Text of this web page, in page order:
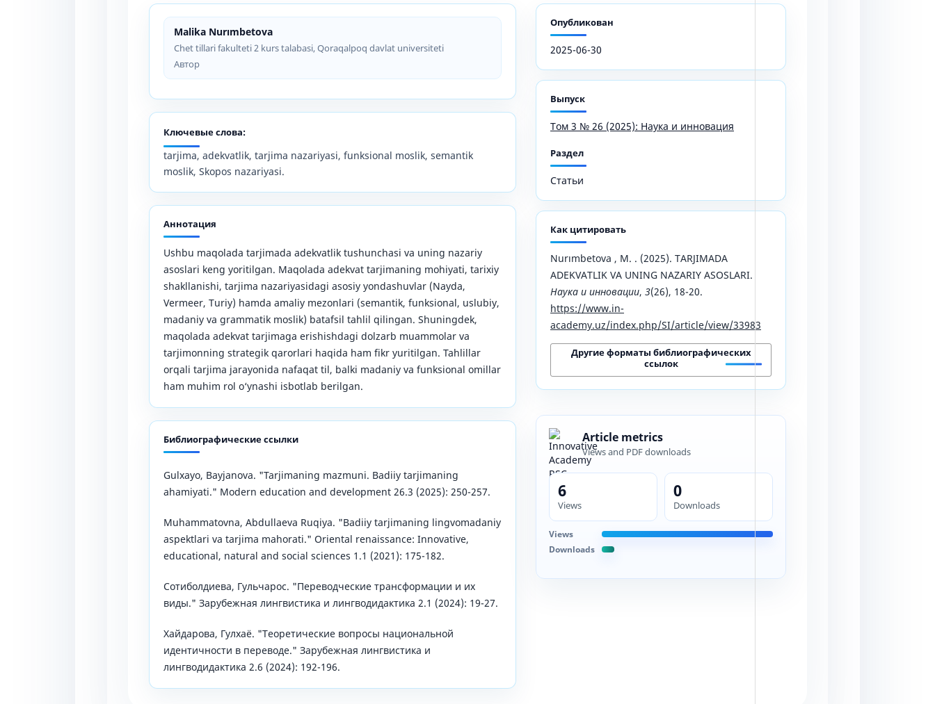
Malika Nurımbetova
Chet tillari fakulteti 2 kurs talabasi, Qoraqalpoq davlat universiteti
Автор
Ключевые слова:
tarjima, adekvatlik, tarjima nazariyasi, funksional moslik, semantik
moslik, Skopos nazariyasi.
Аннотация
Ushbu maqolada tarjimada adekvatlik tushunchasi va uning nazariy
asoslari keng yoritilgan. Maqolada adekvat tarjimaning mohiyati, tarixiy
shakllanishi, tarjima nazariyasidagi asosiy yondashuvlar (Nayda,
Vermeer, Turiy) hamda amaliy mezonlari (semantik, funksional, uslubiy,
madaniy va grammatik moslik) batafsil tahlil qilingan. Shuningdek,
maqolada adekvat tarjimaga erishishdagi dolzarb muammolar va
tarjimonning strategik qarorlari haqida ham fikr yuritilgan. Tahlillar
orqali tarjima jarayonida nafaqat til, balki madaniy va funksional omillar
ham muhim rol o‘ynashi isbotlab berilgan.
Библиографические ссылки
Gulxayo, Bayjanova. "Tarjimaning mazmuni. Badiiy tarjimaning
ahamiyati." Modern education and development 26.3 (2025): 250-257.
Muhammatovna, Abdullaeva Ruqiya. "Badiiy tarjimaning lingvomadaniy
aspektlari va tarjima mahorati." Oriental renaissance: Innovative,
educational, natural and social sciences 1.1 (2021): 175-182.
Сотиболдиева, Гульчарос. "Переводческие трансформации и их
виды." Зарубежная лингвистика и лингводидактика 2.1 (2024): 19-27.
Хайдарова, Гулхаё. "Теоретические вопросы национальной
идентичности в переводе." Зарубежная лингвистика и
лингводидактика 2.6 (2024): 192-196.
Опубликован
2025-06-30
Выпуск
Том 3 № 26 (2025): Наука и инновация
Раздел
Статьи
Как цитировать
Nurımbetova , M. . (2025). TARJIMADA
ADEKVATLIK VA UNING NAZARIY ASOSLARI.
Наука и инновации, 3(26), 18-20.
https://www.in-
academy.uz/index.php/SI/article/view/33983
Другие форматы библиографических
ссылок
Article metrics
Views and PDF downloads
6
Views
0
Downloads
Views
Downloads